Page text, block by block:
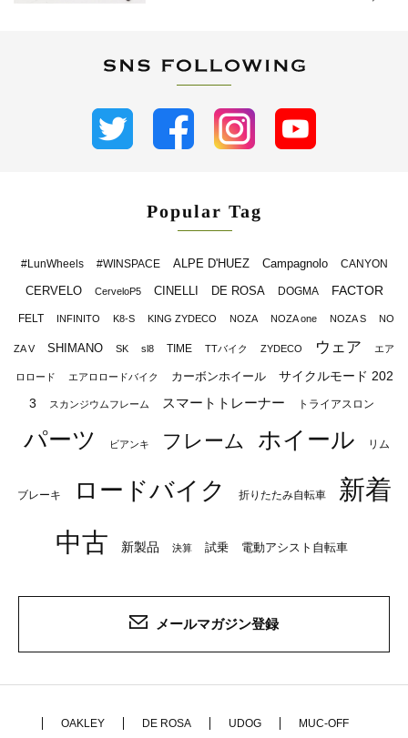
Popular Tag
#LunWheels #WINSPACE ALPE D'HUEZ Campagnolo CANYON
CERVELO CerveloP5 CINELLI DE ROSA DOGMA FACTOR
FELT INFINITO K8-S KING ZYDECO NOZA NOZA one NOZA S NO
ZA V SHIMANO SK sl8 TIME TTバイク ZYDECO ウェア エア
ロロード エアロロードバイク カーボンホイール
サイクルモード 202
3
スカンジウムフレーム スマートトレーナー トライアスロン
パーツ ビアンキ フレーム ホイール リム
ブレーキ ロードバイク 折りたたみ自転車
新着
中古
新製品 決算 試乗 電動アシスト自転車
メールマガジン登録
OAKLEY DE ROSA UDOG
MUC-OFF